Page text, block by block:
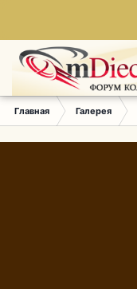
Главная Галерея